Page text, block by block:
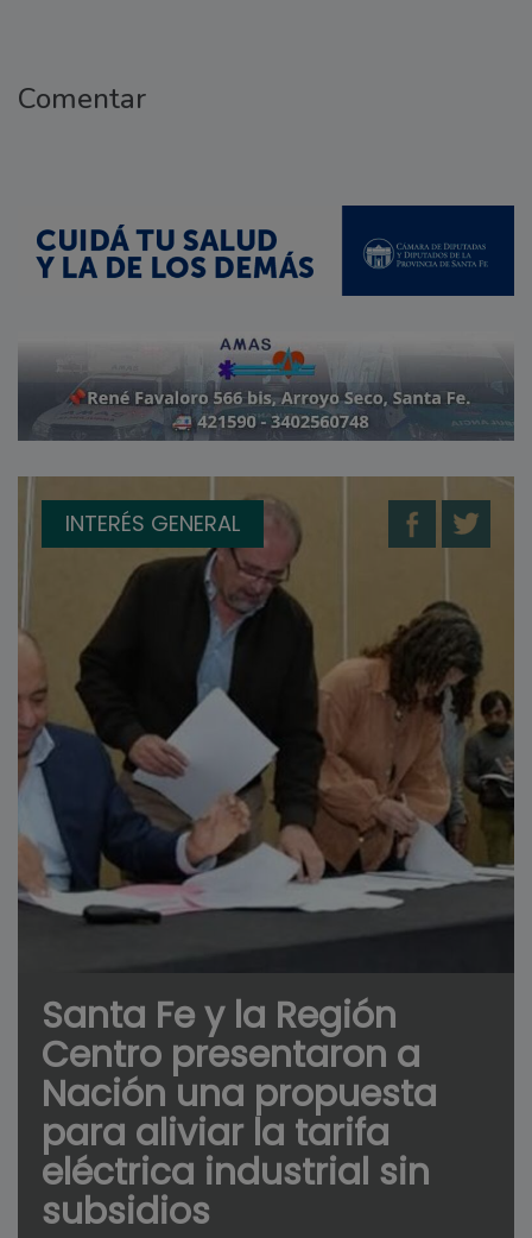
Comentar
INTERÉS GENERAL
Santa Fe y la Región
Centro presentaron a
Nación una propuesta
para aliviar la tarifa
eléctrica industrial sin
subsidios